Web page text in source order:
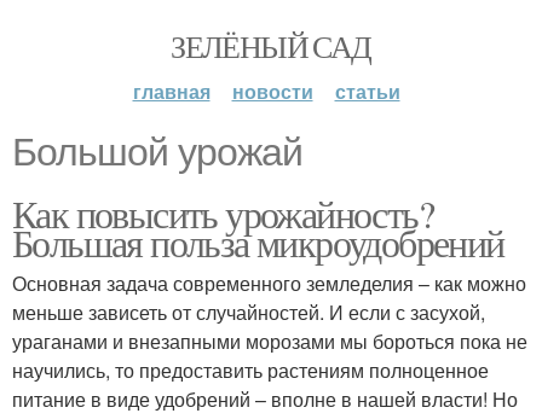
ЗЕЛЁНЫЙ САД
главная новости статьи
Большой урожай
Как повысить урожайность?
Большая польза микроудобрений
Основная задача современного земледелия – как можно
меньше зависеть от случайностей. И если с засухой,
ураганами и внезапными морозами мы бороться пока не
научились, то предоставить растениям полноценное
питание в виде удобрений – вполне в нашей власти! Но